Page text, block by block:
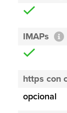
IMAPs
https con
opcional